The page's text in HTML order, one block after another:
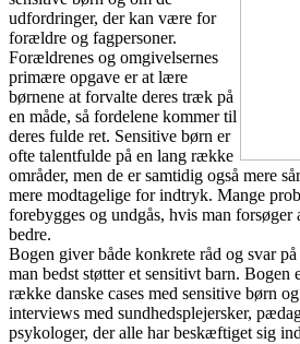
udfordringer, der kan være for
forældre og fagpersoner.
Forældrenes og omgivelsernes
primære opgave er at lære
børnene at forvalte deres træk på
en måde, så fordelene kommer til
deres fulde ret. Sensitive børn er
ofte talentfulde på en lang række
områder, men de er samtidig også mere
mere modtagelige for indtryk. Mange
forebygges og undgås, hvis man forsøger
bedre.
Bogen giver både konkrete råd og svar
man bedst støtter et sensitivt barn. Bogen
række danske cases med sensitive børn
interviews med sundhedsplejersker,
psykologer, der alle har beskæftiget sig